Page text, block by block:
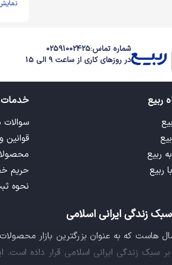
شماره تماس:02591002425
در روزهای کاری از ساعت 9 الی 15
ربیع
ربیع
ربیع
خدمات
سوالات
قوانین
حریم
نحوه
زندگی ایرانی اسلامی
هاست که به عنوان بزرگترین بازار
سبک زندگی ایرانی اسلامی قرار داده